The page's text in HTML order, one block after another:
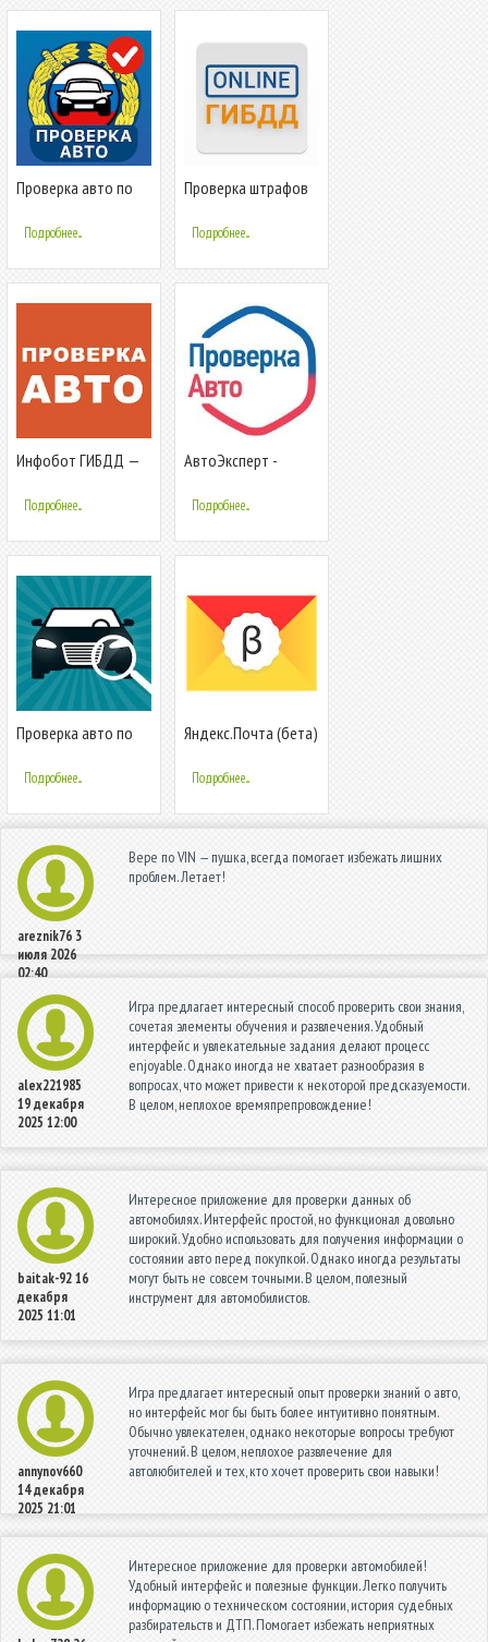
Проверка авто по
коду ГИБДД
Подробнее...
Проверка штрафов
Подробнее...
Инфобот ГИБДД —
вин и госномеру
Подробнее...
АвтоЭксперт -
базам ГИБДД
Подробнее...
Проверка авто по
ГОСНОМЕРУ
Подробнее...
Яндекс.Почта (бета)
Подробнее...
areznik76 3
июля 2026
02:40
Вере по VIN — пушка, всегда помогает избежать лишних
проблем. Летает!
alex221985
19 декабря
2025 12:00
Игра предлагает интересный способ проверить свои знания,
сочетая элементы обучения и развлечения. Удобный
интерфейс и увлекательные задания делают процесс
enjoyable. Однако иногда не хватает разнообразия в
вопросах, что может привести к некоторой предсказуемости.
В целом, неплохое времяпрепровождение!
baitak-9216
декабря
2025 11:01
Интересное приложение для проверки данных об
автомобилях. Интерфейс простой, но функционал довольно
широкий. Удобно использовать для получения информации о
состоянии авто перед покупкой. Однако иногда результаты
могут быть не совсем точными. В целом, полезный
инструмент для автомобилистов.
annynov660
14 декабря
2025 21:01
Игра предлагает интересный опыт проверки знаний о авто,
но интерфейс мог бы быть более интуитивно понятным.
Обычно увлекателен, однако некоторые вопросы требуют
уточнений. В целом, неплохое развлечение для
автолюбителей и тех, кто хочет проверить свои навыки!
Интересное приложение для проверки автомобилей!
Удобный интерфейс и полезные функции. Легко получить
информацию о техническом состоянии, история судебных
разбирательств и ДТП. Помогает избежать неприятных